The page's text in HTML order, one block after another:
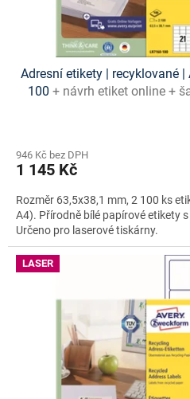
Adresní etikety | recyklované
100 + návrh etiket online +
946 Kč bez DPH
1 145 Kč
Rozměr 63,5x38,1 mm, 2 100 ks
A4). Přírodně bílé papírové etikety
Určeno pro laserové tiskárny.
LASER